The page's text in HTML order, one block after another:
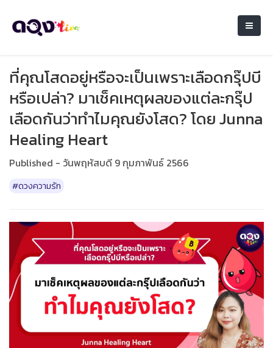
ที่คุณโสดอยู่หรือจะเป็นเพราะเลือดกรุ๊ปบี
หรือเปล่า? มาเช็คเหตุผลของแต่ละกรุ๊ป
เลือดกันว่าทำไมคุณยังโสด? โดย Junna
Healing Heart
Published - วันพฤหัสบดี 9 กุมภาพันธ์ 2566
#ดวงความรัก